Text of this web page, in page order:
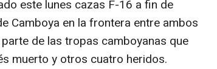
este lunes cazas F-16 a fin de
Camboya en la frontera entre ambos
de las tropas camboyanas que
muerto y otros cuatro heridos.